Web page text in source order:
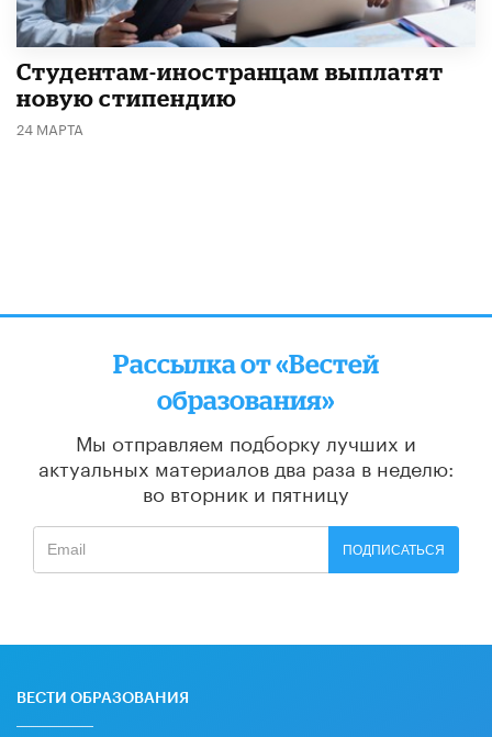
Студентам-иностранцам выплатят
новую стипендию
24 МАРТА
Рассылка от «Вестей
образования»
Мы отправляем подборку лучших и
актуальных материалов два раза в неделю:
во вторник и пятницу
ПОДПИСАТЬСЯ
ВЕСТИ ОБРАЗОВАНИЯ